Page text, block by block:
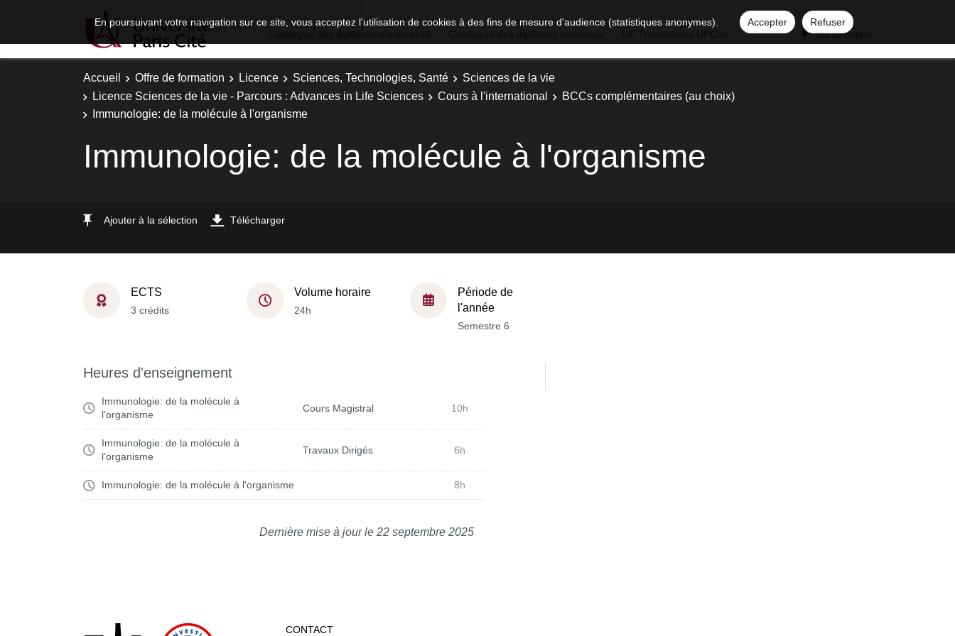
En poursuivant votre navigation sur ce site, vous acceptez l'utilisation de cookies à des fins de mesure d'audience (statistiques anonymes). Accepter
Refuser
Ma sélection
Accueil Offre de formation Licence Sciences, Technologies, Santé
Sciences de la vie
Licence Sciences de la vie - Parcours : Advances in Life Sciences
Cours à l'international
BCCs complémentaires (au choix)
Immunologie: de la molécule à l'organisme
Immunologie: de la molécule à l'organisme
Ajouter à la sélection Télécharger
ECTS
3 crédits
Volume horaire
24h
Période de
l'année
Semestre 6
Heures d'enseignement
Immunologie: de la molécule à
l'organisme
Cours Magistral 10h
Immunologie: de la molécule à
l'organisme
Travaux Dirigés 6h
Immunologie: de la molécule à l'organisme 8h
Dernière mise à jour le 22 septembre 2025
CONTACT